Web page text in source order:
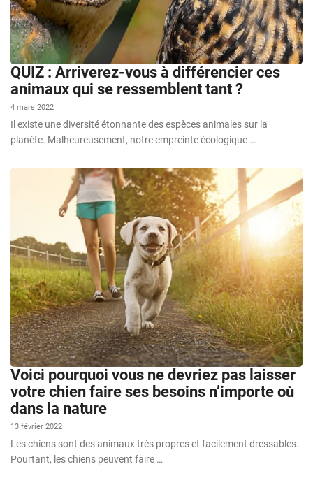
QUIZ : Arriverez-vous à différencier ces
animaux qui se ressemblent tant ?
4 mars 2022
Il existe une diversité étonnante des espèces animales sur la
planète. Malheureusement, notre empreinte écologique …
Voici pourquoi vous ne devriez pas laisser
votre chien faire ses besoins n’importe où
dans la nature
13 février 2022
Les chiens sont des animaux très propres et facilement dressables.
Pourtant, les chiens peuvent faire …